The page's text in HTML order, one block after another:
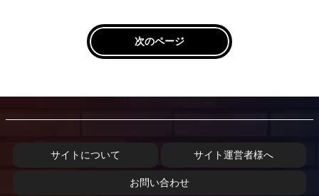
次のページ
サイトについて サイト運営者様へ
お問い合わせ